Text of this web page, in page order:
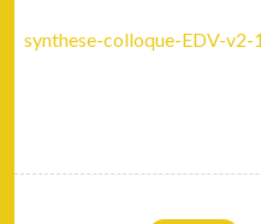
synthese-colloque-EDV-v2-